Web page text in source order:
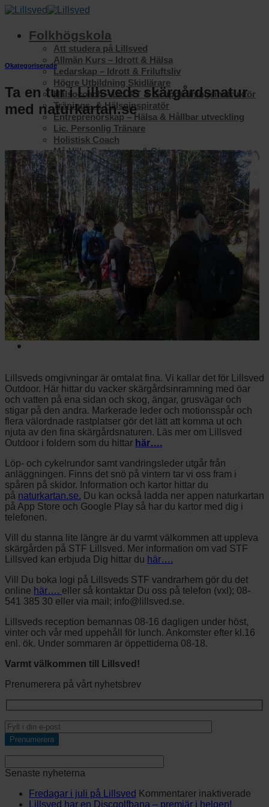
Skip
contentFolkhögskola
Att studera på Lillsved
Allmän Kurs – Idrott & Hälsa
Ledarskap – Idrott & Friluftsliv
Högre Utbildning Skidlärare
Hälsocoach – Lic. PT & Gruppträningsinstruktör
Tränings- & Hälsoinspiratör
Entreprenörskap – Hälsa & Hållbar utveckling
Lic. Personlig Tränare
Holistisk Coach
Må Väl – Senioryoga & Qigong
Må Väl Seniorkurs – Rörelse & Hälsa
Konferens
Läger
STF Vandrarhem
Restaurang
Om Lillsved
Vår verksamhet
Kontakta oss
Lillsveds historia
Cafe Sjöstugan
Gymnastikförbundet
Nyheter
Okategoriserade
Ta en tur i Lillsveds skärgårdsnatur
med naturkartan.se
Lillsveds omgivningar är omtalat fina. Vi kallar det för Lillsved
Outdoor. Här hittar du vacker skärgårdsinramning med öar
och vatten på ena sidan och skog, ängar, grusvägar och
stigar på den andra. Markerade leder och motionsspår och
flera välordnade rastplatser gör det lätt att komma ut och
njuta av den fina skärgårdsnaturen. Läs mer om Lillsved
Outdoor i foldern som du hittar här….
Löp- och cykelrundor samt vandringsleder utgår från
anläggningen. Finns det snö på vintern tar vi oss fram i
spåren på skidor. Information och kartor hittar du
på naturkartan.se. Du kan också ladda ner appen naturkartan
på App Store och Google Play så har du kartor med dig i
telefonen.
Vill du stanna lite längre är du varmt välkommen att uppleva
skärgården på STF Lillsved. Mer information om vad STF
Lillsved kan erbjuda Dig hittar du här….
Vill Du boka logi på Lillsveds STF vandrarhem gör du det
online här…. eller så kontaktar Du oss på telefon (vxl); 08-
541 385 30 eller via mail; info@lillsved.se.
Lillsveds reception bemannas 08-16 dagligen under höst,
vinter och vår med uppehåll för lunch. Ankomster efter kl.16
enl. ök. Under sommaren är öppettiderna 08-18.
Varmt välkommen till Lillsved!
Prenumerera på vårt nyhetsbrev
Senaste nyheterna
Fredagar i juli på Lillsved Kommentarer inaktiverade
Lillsved har en Discgolfbana – premiär i helgen!